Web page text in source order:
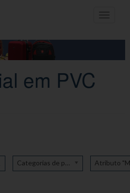
Toggle
em PVC
Categorias de produto